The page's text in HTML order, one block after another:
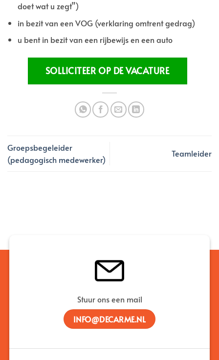
doet wat u zegt”)
in bezit van een VOG (verklaring omtrent gedrag)
u bent in bezit van een rijbewijs en een auto
Groepsbegeleider
(pedagogisch medewerker)
Teamleider
Stuur ons een mail
INFO@DECARME.NL